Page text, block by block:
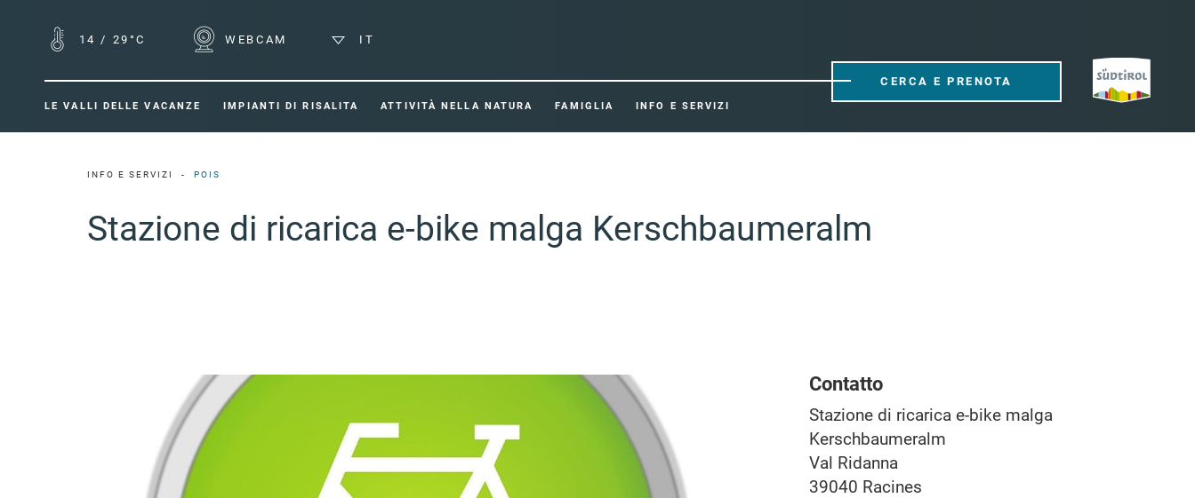
14 / 29°C WEBCAM IT
LE VALLI DELLE VACANZE IMPIANTI DI RISALITA ATTIVITÀ NELLA NATURA FAMIGLIA INFO E SERVIZI
CERCA E PRENOTA
INFO E SERVIZI POIS
Stazione di ricarica e-bike malga Kerschbaumeralm
Contatto
Stazione di ricarica e-bike malga
Kerschbaumeralm
Val Ridanna
39040 Racines